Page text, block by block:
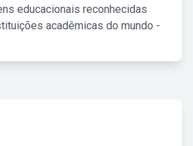
educacionais reconhecidas
acadêmicas do mundo -